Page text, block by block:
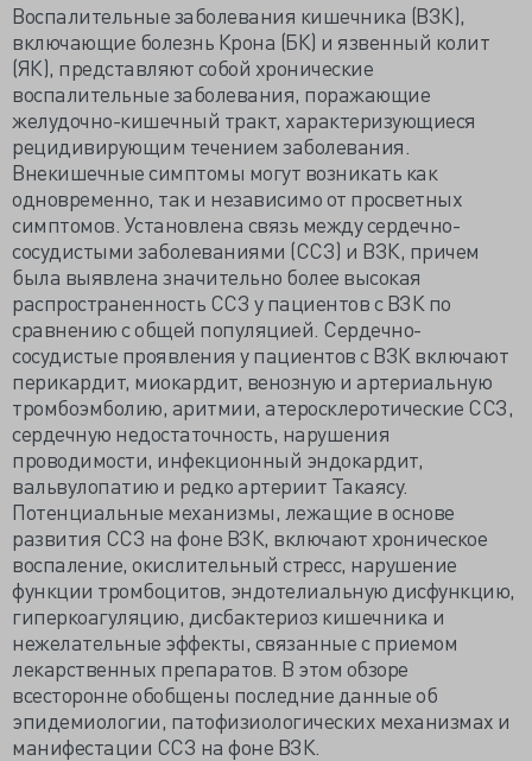
Воспалительные заболевания кишечника (ВЗК),
включающие болезнь Крона (БК) и язвенный колит
(ЯК), представляют собой хронические
воспалительные заболевания, поражающие
желудочно-кишечный тракт, характеризующиеся
рецидивирующим течением заболевания.
Внекишечные симптомы могут возникать как
одновременно, так и независимо от просветных
симптомов. Установлена связь между сердечно-
сосудистыми заболеваниями (ССЗ) и ВЗК, причем
была выявлена значительно более высокая
распространенность ССЗ у пациентов с ВЗК по
сравнению с общей популяцией. Сердечно-
сосудистые проявления у пациентов с ВЗК включают
перикардит, миокардит, венозную и артериальную
тромбоэмболию, аритмии, атеросклеротические ССЗ,
сердечную недостаточность, нарушения
проводимости, инфекционный эндокардит,
вальвулопатию и редко артериит Такаясу.
Потенциальные механизмы, лежащие в основе
развития ССЗ на фоне ВЗК, включают хроническое
воспаление, окислительный стресс, нарушение
функции тромбоцитов, эндотелиальную дисфункцию,
гиперкоагуляцию, дисбактериоз кишечника и
нежелательные эффекты, связанные с приемом
лекарственных препаратов. В этом обзоре
всесторонне обобщены последние данные об
эпидемиологии, патофизиологических механизмах и
манифестации ССЗ на фоне ВЗК.